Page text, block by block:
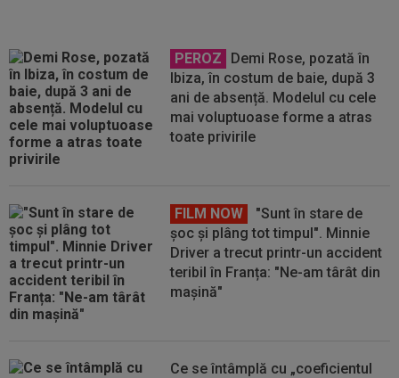
PEROZ
Demi Rose, pozată în
Ibiza, în costum de baie, după 3
ani de absență. Modelul cu cele
mai voluptuoase forme a atras
toate privirile
FILM NOW
"Sunt în stare de
șoc și plâng tot timpul". Minnie
Driver a trecut printr-un accident
teribil în Franța: "Ne-am târât din
mașină"
Ce se întâmplă cu „coeficientul